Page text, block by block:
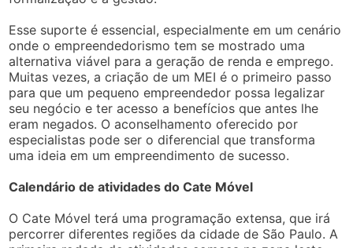
Esse suporte é essencial, especialmente em um cenário
onde o empreendedorismo tem se mostrado uma
alternativa viável para a geração de renda e emprego.
Muitas vezes, a criação de um MEI é o primeiro passo
para que um pequeno empreendedor possa legalizar
seu negócio e ter acesso a benefícios que antes lhe
eram negados. O aconselhamento oferecido por
especialistas pode ser o diferencial que transforma
uma ideia em um empreendimento de sucesso.
Calendário de atividades do Cate Móvel
O Cate Móvel terá uma programação extensa, que irá
percorrer diferentes regiões da cidade de São Paulo. A